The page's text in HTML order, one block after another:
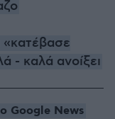
«κατέβασε
- καλά ανοίξει
Google News